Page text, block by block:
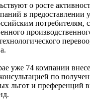
о росте
в предоставлении
потребителям,
уже 74 компании
по
льгот и преференций